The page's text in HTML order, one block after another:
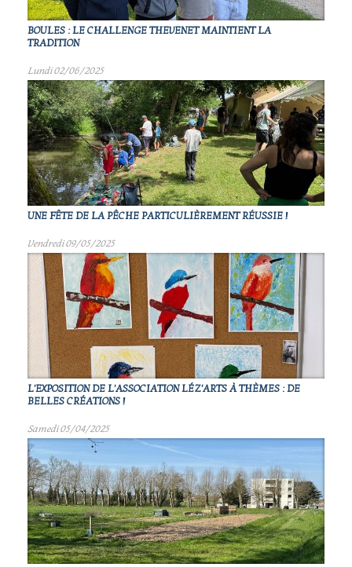
BOULES : LE CHALLENGE THEVENET MAINTIENT LA
TRADITION
Lundi 02/06/2025
UNE FÊTE DE LA PÊCHE PARTICULIÈREMENT RÉUSSIE !
Vendredi 09/05/2025
L'EXPOSITION DE L'ASSOCIATION LÉZ'ARTS À THÈMES : DE
BELLES CRÉATIONS !
Samedi 05/04/2025